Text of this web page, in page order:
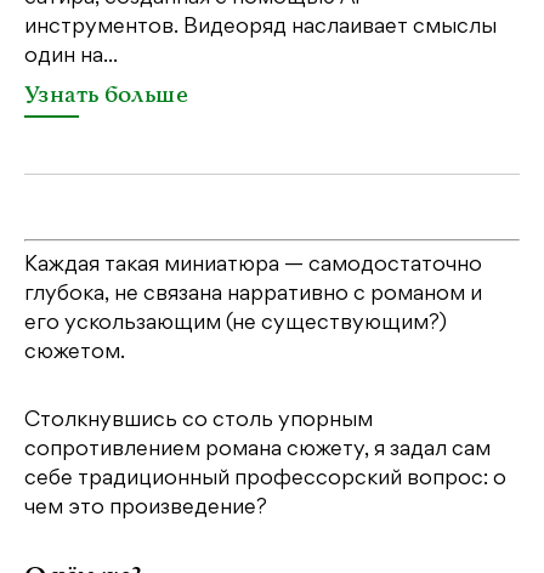
инструментов. Видеоряд наслаивает смыслы
один на...
Узнать больше
Каждая такая миниатюра — самодостаточно
глубока, не связана нарративно с романом и
его ускользающим (не существующим?)
сюжетом.
Столкнувшись со столь упорным
сопротивлением романа сюжету, я задал сам
себе традиционный профессорский вопрос: о
чем это произведение?